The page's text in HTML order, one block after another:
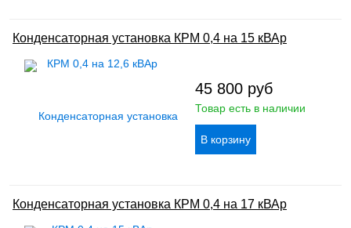
Конденсаторная установка КРМ 0,4 на 15 кВАр
45 800 руб
Товар есть в наличии
Конденсаторная установка КРМ 0,4 на 17 кВАр